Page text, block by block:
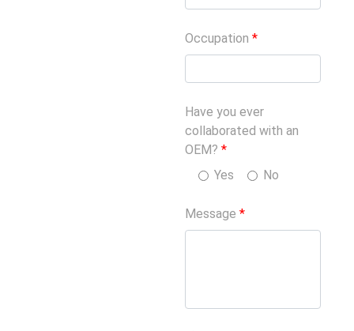
Occupation *
Have you ever
collaborated with an
OEM? *
Yes
No
Message *